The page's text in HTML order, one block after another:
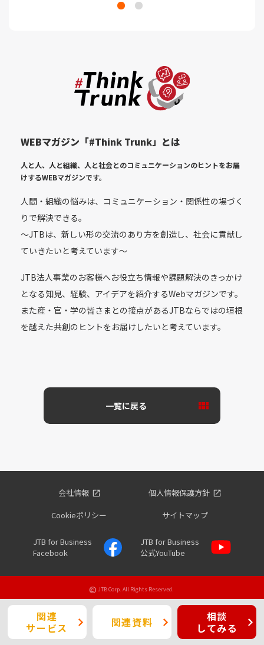
WEBマガジン「#Think Trunk」とは
人と人、人と組織、人と社会とのコミュニケーションのヒントをお届
けするWEBマガジンです。
人間・組織の悩みは、コミュニケーション・関係性の場づく
りで解決できる。
〜JTBは、新しい形の交流のあり方を創造し、社会に貢献し
ていきたいと考えています〜
JTB法人事業のお客様へお役立ち情報や課題解決のきっかけ
となる知見、経験、アイデアを紹介するWebマガジンです。
また産・官・学の皆さまとの接点があるJTBならではの垣根
を越えた共創のヒントをお届けしたいと考えています。
一覧に戻る
関連
サービス
関連資料
相談
してみる
会社情報
個人情報保護方針
Cookieポリシー
サイトマップ
JTB for Business
Facebook
JTB for Business
公式YouTube
© JTB Corp. All Rights Reserved.